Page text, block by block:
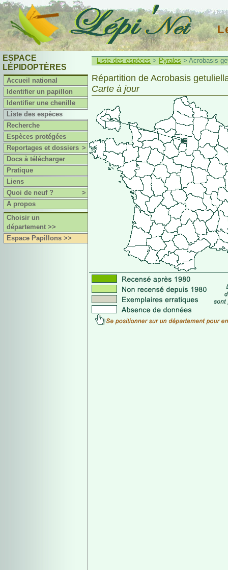
ESPACE
LÉPIDOPTÈRES
Accueil national
Identifier un papillon
Identifier une chenille
Liste des espèces
Recherche
Espèces protégées
Reportages et dossiers >
Docs à télécharger
Pratique
Liens
Quoi de neuf ?
>
A propos
Choisir un
département >>
Espace Papillons >>
Liste des espèces > Pyrales > Acrobasis
Répartition de Acrobasis
Carte à jour